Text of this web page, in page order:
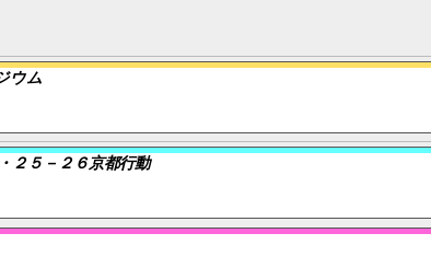
ウム
２５－２６京都行動